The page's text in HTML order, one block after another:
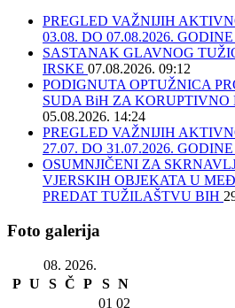
PREGLED VAŽNIJIH
03.08. DO 07.08.2026. GODINE
SASTANAK GLAVNOG
IRSKE 07.08.2026. 09:12
PODIGNUTA OPTUŽNICA
SUDA BiH ZA KORUPTIVNO
05.08.2026. 14:24
PREGLED VAŽNIJIH
27.07. DO 31.07.2026. GODINE
OSUMNJIČENI ZA
VJERSKIH OBJEKATA U
PREDAT TUŽILAŠTVU BIH
Foto galerija
08. 2026.
P U S Č P S N
01 02